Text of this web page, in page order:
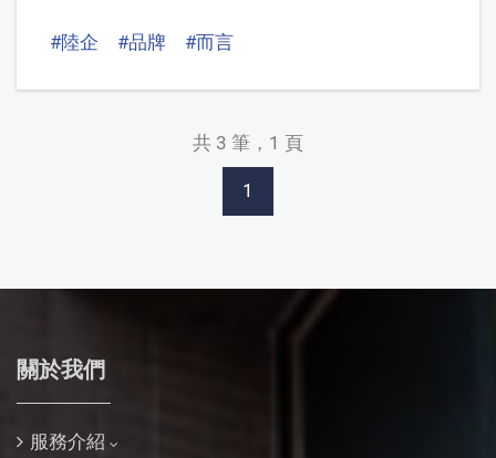
#陸企 #品牌 #而言
共 3 筆，1 頁
1
關於我們
服務介紹